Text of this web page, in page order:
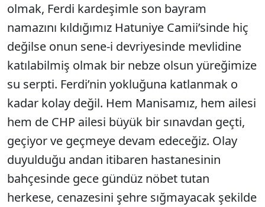
olmak, Ferdi kardeşimle son bayram
namazını kıldığımız Hatuniye Camii’sinde hiç
değilse onun sene-i devriyesinde mevlidine
katılabilmiş olmak bir nebze olsun yüreğimize
su serpti. Ferdi’nin yokluğuna katlanmak o
kadar kolay değil. Hem Manisamız, hem ailesi
hem de CHP ailesi büyük bir sınavdan geçti,
geçiyor ve geçmeye devam edeceğiz. Olay
duyulduğu andan itibaren hastanesinin
bahçesinde gece gündüz nöbet tutan
herkese, cenazesini şehre sığmayacak şekilde